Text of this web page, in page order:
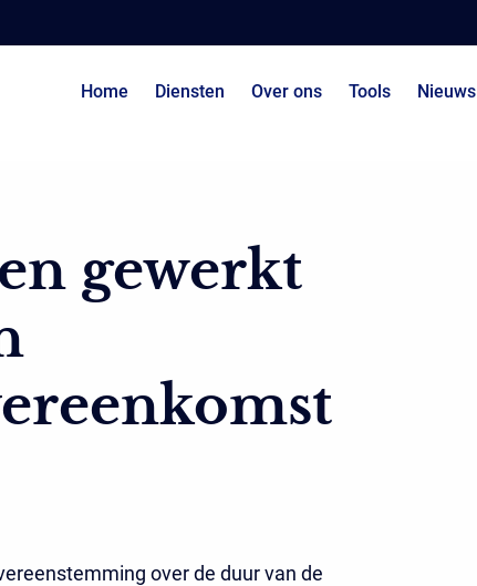
Home Diensten Over ons Tools Nieuws
gewerkt
over de duur van de